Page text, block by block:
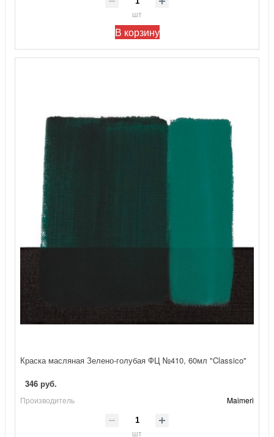
шт
В корзину
Краска масляная Зелено-голубая ФЦ №410, 60мл "Classico"
346 руб.
Производитель Maimeri
шт